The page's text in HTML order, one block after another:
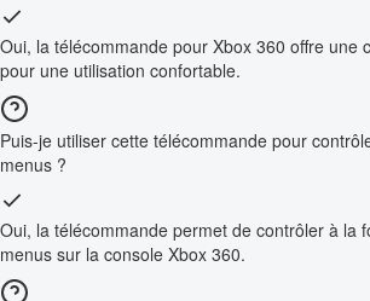
Oui, la télécommande pour Xbox 360 offre une
pour une utilisation confortable.
Puis-je utiliser cette télécommande pour
menus ?
Oui, la télécommande permet de contrôler à la
menus sur la console Xbox 360.